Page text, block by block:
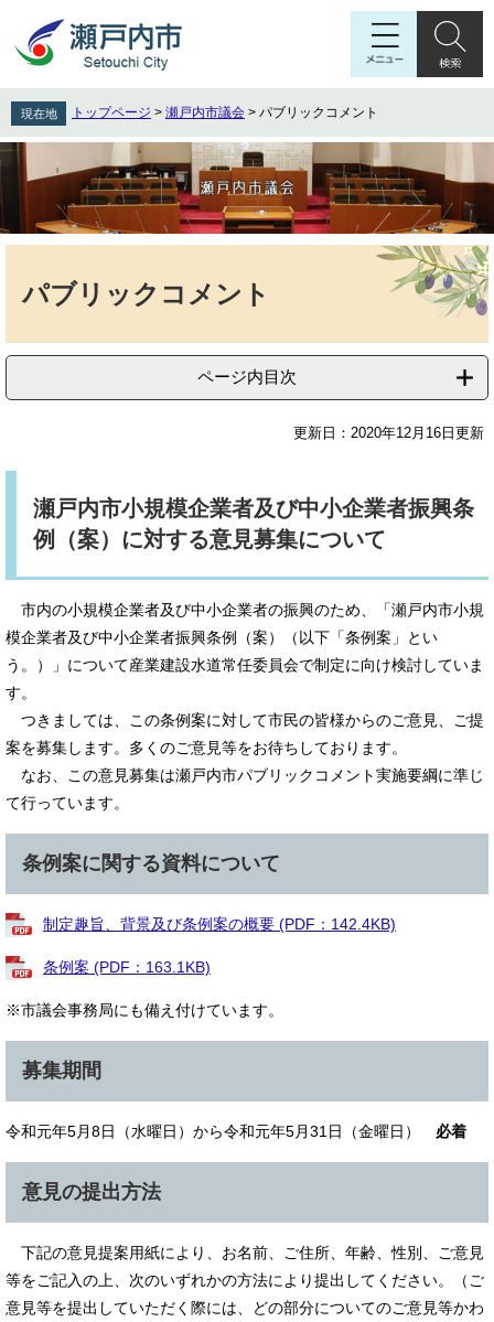
先
頭
で
を
飛
ば
文
現在地 トップページ > 瀬戸内市議会 > パブリックコメント
パブリックコメント
ページ内目次
更新日：2020年12月16日更新
瀬戸内市小規模企業者及び中小企業者振興条
例（案）に対する意見募集について
市内の小規模企業者及び中小企業者の振興のため、「瀬戸内市小規
模企業者及び中小企業者振興条例（案）（以下「条例案」とい
う。）」について産業建設水道常任委員会で制定に向け検討していま
す。
つきましては、この条例案に対して市民の皆様からのご意見、ご提
案を募集します。多くのご意見等をお待ちしております。
なお、この意見募集は瀬戸内市パブリックコメント実施要綱に準じ
て行っています。
条例案に関する資料について
制定趣旨、背景及び条例案の概要 (PDF：142.4KB)
条例案 (PDF：163.1KB)
※市議会事務局にも備え付けています。
募集期間
令和元年5月8日（水曜日）から令和元年5月31日（金曜日） 必着
意見の提出方法
下記の意見提案用紙により、お名前、ご住所、年齢、性別、ご意見
等をご記入の上、次のいずれかの方法により提出してください。（ご
意見等を提出していただく際には、どの部分についてのご意見等かわ